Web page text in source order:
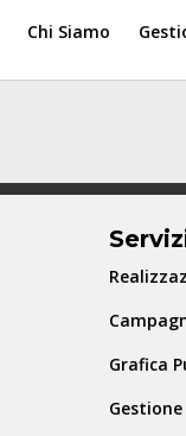
Chi Siamo
Grafica